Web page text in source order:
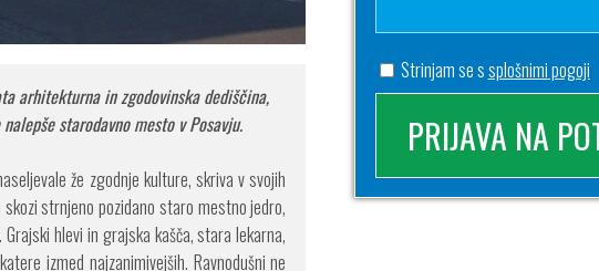
arhitekturna in zgodovinska dediščina,
starodavno mesto v Posavju.
že zgodnje kulture, skriva v svojih
strnjeno pozidano staro mestno jedro,
hlevi in grajska kašča, stara lekarna,
izmed najzanimivejših. Ravnodušni ne
Strinjam se ssplošnimi pogoji